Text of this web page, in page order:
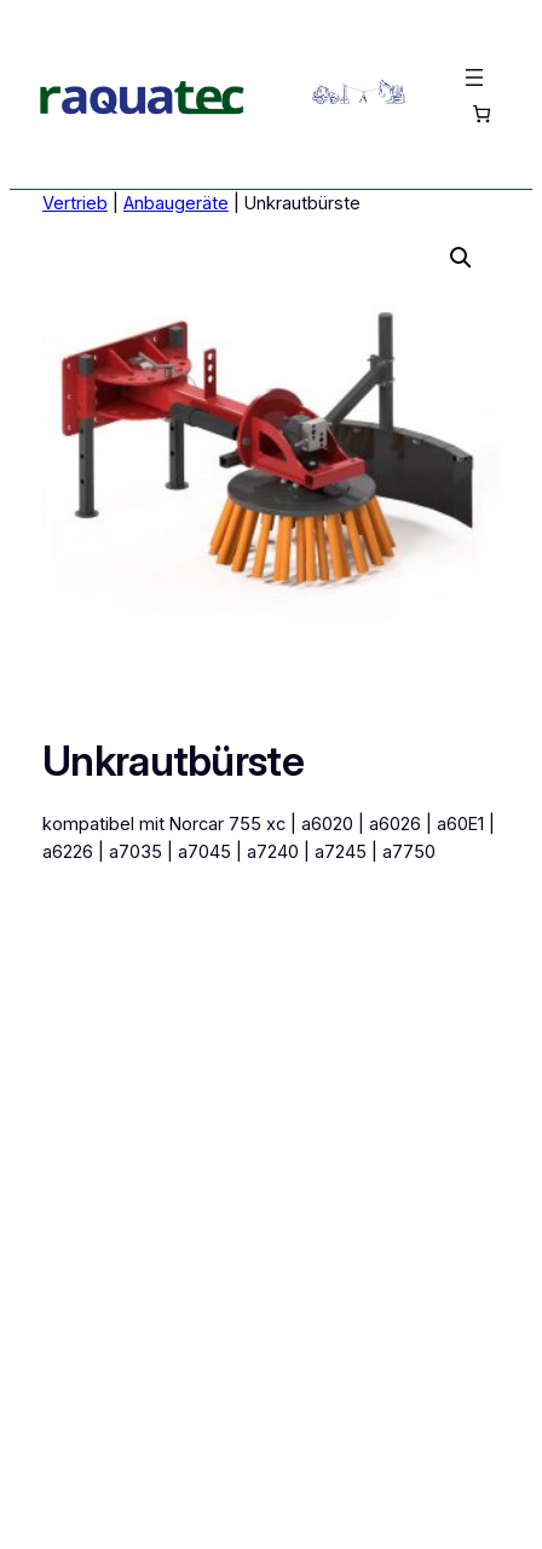
Vertrieb Anbaugeräte Unkrautbürste
Unkrautbürste
kompatibel mit Norcar 755 xc | a6020 | a6026 | a60E1 |
a6226 | a7035 | a7045 | a7240 | a7245 | a7750